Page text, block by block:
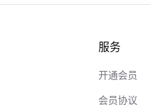
服务
开通会员
会员协议